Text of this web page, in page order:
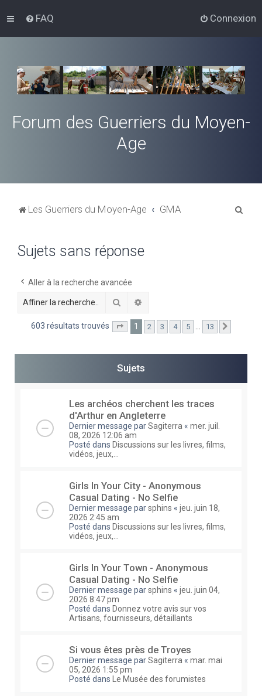
FAQ Connexion
Forum des Guerriers du Moyen-
Age
Les Guerriers du Moyen-Age GMA
r
Sujets sans réponse
Aller à la recherche avancée
Rechercher
603 résultats trouvés Page sur13
1 2 3 4 5 … 13
Sujets
Les archéos cherchent les traces
d'Arthur en Angleterre
Dernier message parSagiterra « mer. juil.
08, 2026 12:06 am
Posté dans Discussions sur les livres, films,
vidéos, jeux,...
Girls In Your City - Anonymous
Casual Dating - No Selfie
Dernier message parsphins « jeu. juin 18,
2026 2:45 am
Posté dans Discussions sur les livres, films,
vidéos, jeux,...
Girls In Your Town - Anonymous
Casual Dating - No Selfie
Dernier message parsphins « jeu. juin 04,
2026 8:47 pm
Posté dans Donnez votre avis sur vos
Artisans, fournisseurs, détaillants
Si vous êtes près de Troyes
Dernier message parSagiterra « mar. mai
05, 2026 1:55 pm
Posté dans
Le Musée des forumistes